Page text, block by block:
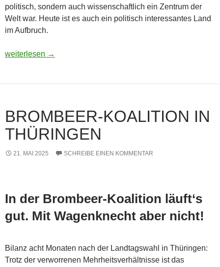
politisch, sondern auch wissenschaftlich ein Zentrum der
Welt war. Heute ist es auch ein politisch interessantes Land
im Aufbruch.
Usbekistan 2025: Unterwegs in einem Land im Aufbruch
weiterlesen →
BROMBEER-KOALITION IN
THÜRINGEN
21. MAI 2025 SCHREIBE EINEN KOMMENTAR
In der Brombeer-Koalition läuft‘s
gut. Mit Wagenknecht aber nicht!
Bilanz acht Monaten nach der Landtagswahl in Thüringen:
Trotz der verworrenen Mehrheitsverhältnisse ist das